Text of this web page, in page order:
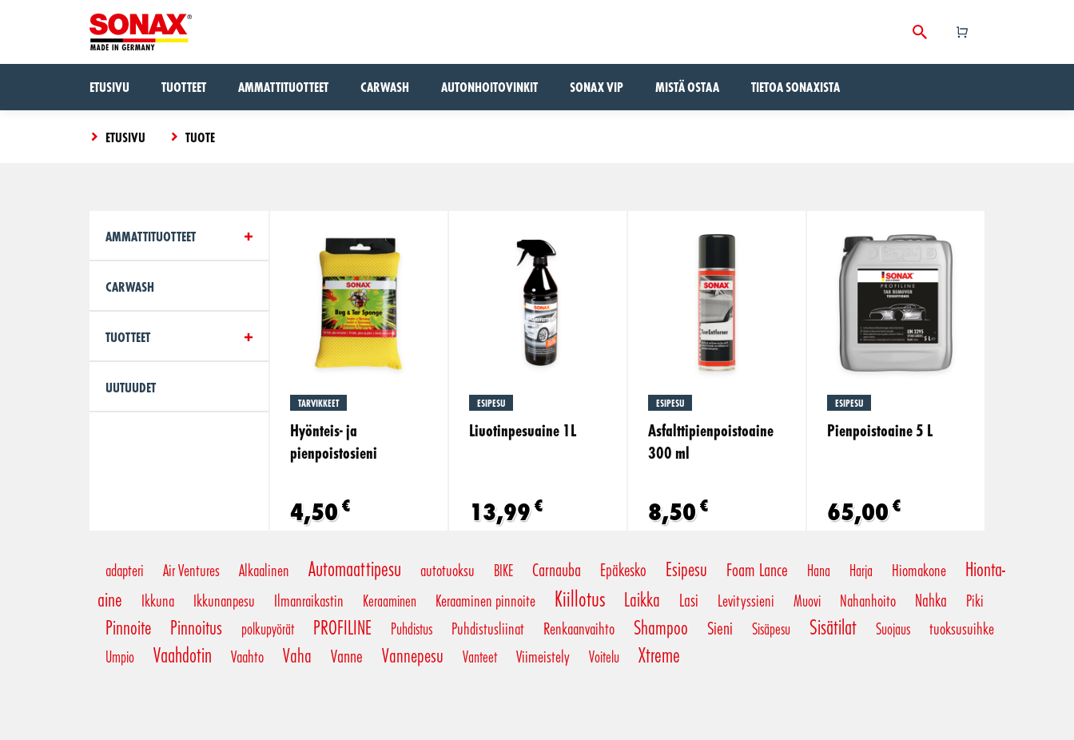
ETUSIVU TUOTTEET AMMATTITUOTTEET CARWASH AUTONHOITOVINKIT SONAX VIP MISTÄ OSTAA TIETOA SONAXISTA
ETUSIVU TUOTE
AMMATTITUOTTEET
CARWASH
TUOTTEET
UUTUUDET
TARVIKKEET
Hyönteis- ja
pienpoistosieni
4,50€
ESIPESU
Liuotinpesuaine 1L
13,99€
ESIPESU
Asfalttipienpoistoaine
300 ml
8,50€
ESIPESU
Pienpoistoaine 5 L
65,00€
adapteri Air Ventures Alkaalinen Automaattipesu autotuoksu BIKE Carnauba Epäkesko Esipesu Foam Lance Hana Harja Hiomakone
Hionta-
aine
Ikkuna Ikkunanpesu Ilmanraikastin Keraaminen Keraaminen pinnoite Kiillotus Laikka Lasi Levityssieni Muovi Nahanhoito Nahka Piki
Pinnoite Pinnoitus polkupyörät PROFILINE Puhdistus Puhdistusliinat Renkaanvaihto Shampoo Sieni Sisäpesu Sisätilat Suojaus tuoksusuihke
Umpio Vaahdotin Vaahto Vaha Vanne Vannepesu Vanteet Viimeistely Voitelu Xtreme